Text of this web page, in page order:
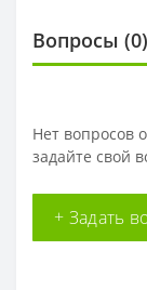
Вопросы (0)
Нет вопросов
задайте свой
+ Задать